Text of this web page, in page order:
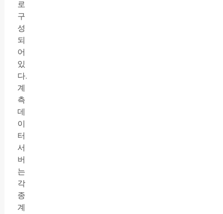
로
구
성
되
어
있
다.
계
측
데
이
터
서
버
는
각
종
계